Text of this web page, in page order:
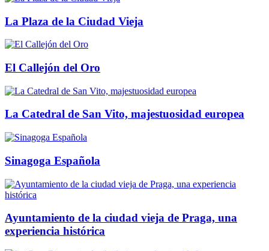
La Plaza de la Ciudad Vieja
El Callejón del Oro
La Catedral de San Vito, majestuosidad europea
Sinagoga Española
Ayuntamiento de la ciudad vieja de Praga, una
experiencia histórica